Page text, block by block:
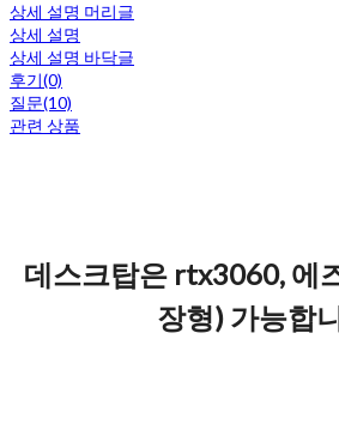
상세 설명 머리글
상세 설명
상세 설명 바닥글
후기(0)
질문(10)
관련 상품
데스크탑은 rtx3060, 에
장형) 가능합